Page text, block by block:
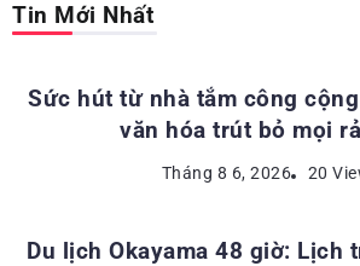
Tin Mới Nhất
Sức hút từ nhà tắm công
văn hóa trút bỏ mọi
Tháng 8 6, 2026 20
ĐỊA ĐIỂM DU LỊCH NHẬT
Du lịch Okayama 48 giờ: Lịch